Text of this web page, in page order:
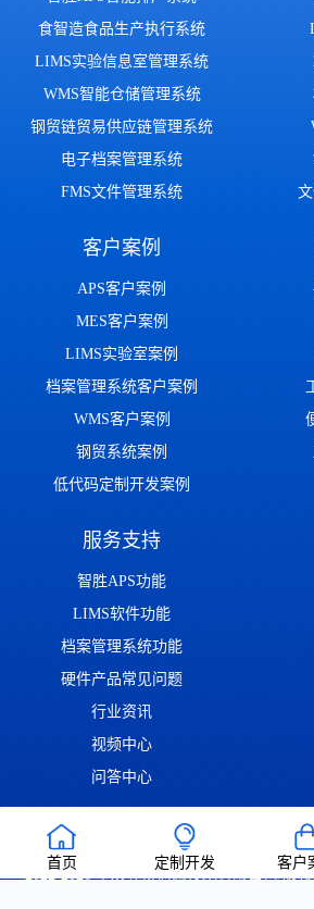
首页 定制开发 客户
食智造食品生产执行系统
LIMS实验信息室管理系统
WMS智能仓储管理系统
钢贸链贸易供应链管理系统
电子档案管理系统
FMS文件管理系统
客户案例
APS客户案例
MES客户案例
LIMS实验室案例
档案管理系统客户案例
WMS客户案例
钢贸系统案例
低代码定制开发案例
服务支持
智胜APS功能
LIMS软件功能
档案管理系统功能
硬件产品常见问题
行业资讯
视频中心
问答中心
渝ICP备2022014306号 渝公网安备
2022-2026 重庆壹博信息技术有限公司 版